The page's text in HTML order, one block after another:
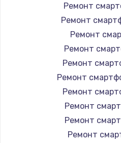
Ремонт
Ремонт
Ремонт
Ремонт
Ремонт
Ремонт
Ремонт
Ремонт
Ремонт
Ремонт